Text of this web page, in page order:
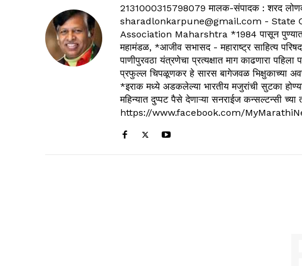
2131000315798079 मालक-संपादक : शरद
sharadlonkarpune@gmail.com - State
Association Maharshtra *1984 पासून पुण्यात
महामंडळ, *आजीव सभासद - महाराष्ट्र साहित्य
पाणीपुरवठा यंत्रणेचा प्रत्यक्षात माग काढणारा
प्रफुल्ल चिपळूणकर हे सारस बागेजवळ भिक्षुकाच्या
*इराक मध्ये अडकलेल्या भारतीय मजुरांची सुटका
महिन्यात दुप्पट पैसे देणाऱ्या सनराईज कन्सल्टन्सी
https://www.facebook.com/